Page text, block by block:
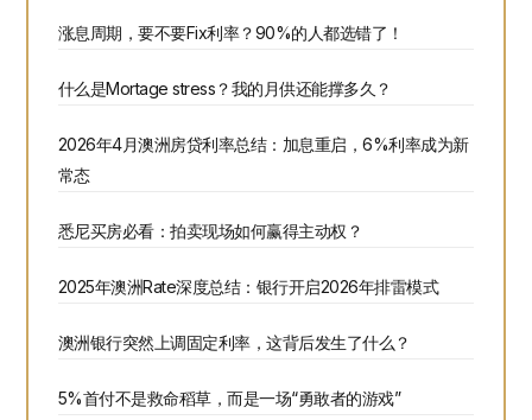
涨息周期，要不要Fix利率？90%的人都选错了！
什么是Mortage stress？我的月供还能撑多久？
2026年4月澳洲房贷利率总结：加息重启，6%利率成为新
常态
悉尼买房必看：拍卖现场如何赢得主动权？
2025年澳洲Rate深度总结：银行开启2026年排雷模式
澳洲银行突然上调固定利率，这背后发生了什么？
5%首付不是救命稻草，而是一场“勇敢者的游戏”